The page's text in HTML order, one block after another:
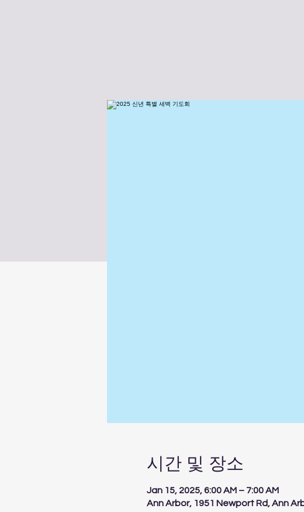
시간 및 장소
Jan 15, 2025, 6:00 AM – 7:00 AM
Ann Arbor, 1951 Newport Rd, Ann